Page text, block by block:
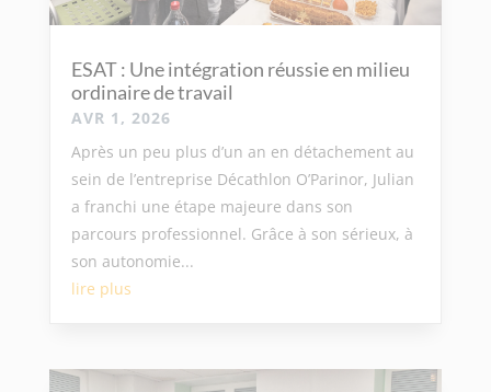
ESAT : Une intégration réussie en milieu
ordinaire de travail
AVR 1, 2026
Après un peu plus d’un an en détachement au
sein de l’entreprise Décathlon O’Parinor, Julian
a franchi une étape majeure dans son
parcours professionnel. Grâce à son sérieux, à
son autonomie...
lire plus